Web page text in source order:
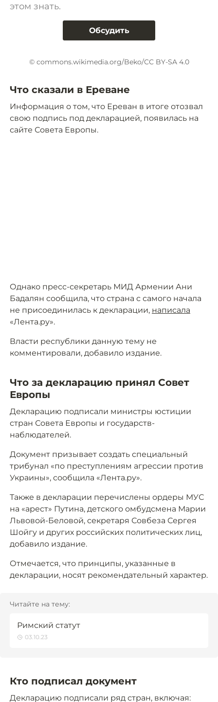
этом знать.
Обсудить
© commons.wikimedia.org/Beko/CC BY-SA 4.0
Что сказали в Ереване
Информация о том, что Ереван в итоге отозвал
свою подпись под декларацией, появилась на
сайте Совета Европы.
Однако пресс-секретарь МИД Армении Ани
Бадалян сообщила, что страна с самого начала
не присоединилась к декларации, написала
«Лента.ру».
Власти республики данную тему не
комментировали, добавило издание.
Что за декларацию принял Совет
Европы
Декларацию подписали министры юстиции
стран Совета Европы и государств-
наблюдателей.
Документ призывает создать специальный
трибунал «по преступлениям агрессии против
Украины», сообщила «Лента.ру».
Также в декларации перечислены ордеры МУС
на «арест» Путина, детского омбудсмена Марии
Львовой-Беловой, секретаря Совбеза Сергея
Шойгу и других российских политических лиц,
добавило издание.
Отмечается, что принципы, указанные в
декларации, носят рекомендательный характер.
Читайте на тему:
Римский статут
03.10.23
Кто подписал документ
Декларацию подписали ряд стран, включая: